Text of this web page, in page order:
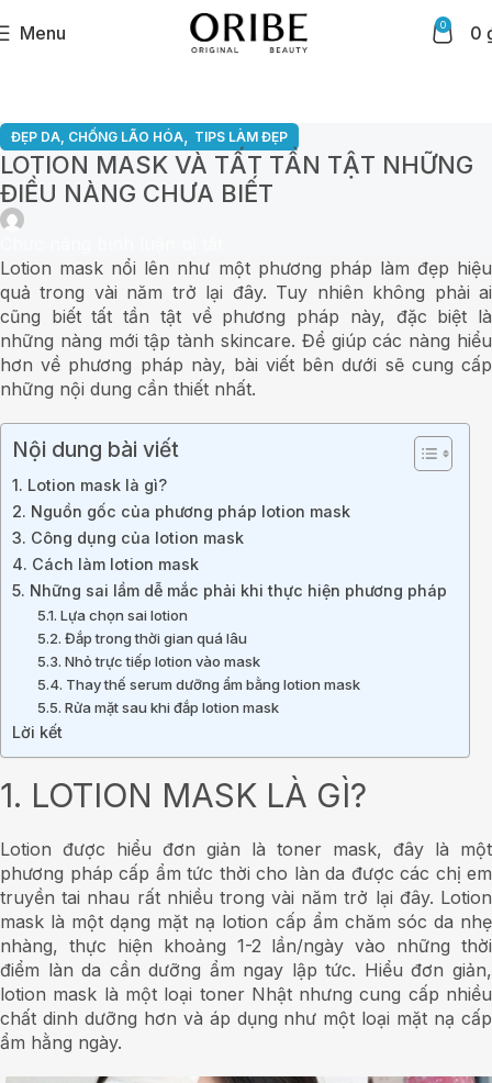
Menu 0 0
ĐẸP DA, CHỐNG LÃO HÓA, TIPS LÀM ĐẸP
LOTION MASK VÀ TẤT TẦN TẬT NHỮNG
ĐIỀU NÀNG CHƯA BIẾT
Lotion mask nổi lên như một phương pháp làm đẹp hiệu
quả trong vài năm trở lại đây. Tuy nhiên không phải ai
cũng biết tất tần tật về phương pháp này, đặc biệt là
những nàng mới tập tành skincare. Để giúp các nàng hiểu
hơn về phương pháp này, bài viết bên dưới sẽ cung cấp
những nội dung cần thiết nhất.
Nội dung bài viết
1. Lotion mask là gì?
2. Nguồn gốc của phương pháp lotion mask
3. Công dụng của lotion mask
4. Cách làm lotion mask
5. Những sai lầm dễ mắc phải khi thực hiện phương pháp
5.1. Lựa chọn sai lotion
5.2. Đắp trong thời gian quá lâu
5.3. Nhỏ trực tiếp lotion vào mask
5.4. Thay thế serum dưỡng ẩm bằng lotion mask
5.5. Rửa mặt sau khi đắp lotion mask
Lời kết
1. LOTION MASK LÀ GÌ?
Lotion được hiểu đơn giản là toner mask, đây là một
phương pháp cấp ẩm tức thời cho làn da được các chị em
truyền tai nhau rất nhiều trong vài năm trở lại đây. Lotion
mask là một dạng mặt nạ lotion cấp ẩm chăm sóc da nhẹ
nhàng, thực hiện khoảng 1-2 lần/ngày vào những thời
điểm làn da cần dưỡng ẩm ngay lập tức. Hiểu đơn giản,
lotion mask là một loại toner Nhật nhưng cung cấp nhiều
chất dinh dưỡng hơn và áp dụng như một loại mặt nạ cấp
ẩm hằng ngày.